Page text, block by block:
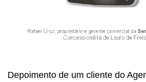
Depoimento de um cliente do